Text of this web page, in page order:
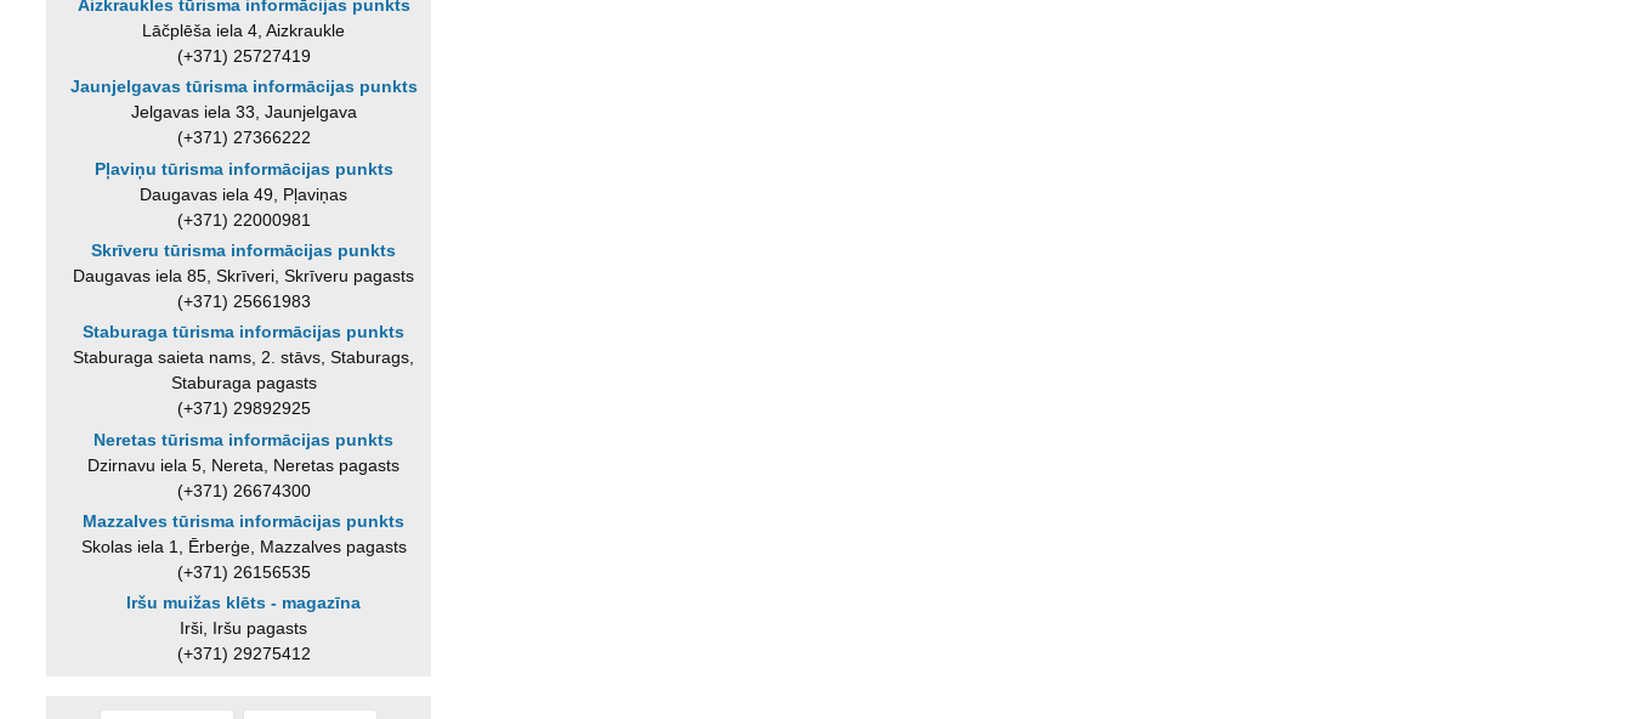
Aizkraukles tūrisma informācijas punkts
Lāčplēša iela 4, Aizkraukle
(+371) 25727419
Jaunjelgavas tūrisma informācijas punkts
Jelgavas iela 33, Jaunjelgava
(+371) 27366222
Pļaviņu tūrisma informācijas punkts
Daugavas iela 49, Pļaviņas
(+371) 22000981
Skrīveru tūrisma informācijas punkts
Daugavas iela 85, Skrīveri, Skrīveru pagasts
(+371) 25661983
Staburaga tūrisma informācijas punkts
Staburaga saieta nams, 2. stāvs, Staburags,
Staburaga pagasts
(+371) 29892925
Neretas tūrisma informācijas punkts
Dzirnavu iela 5, Nereta, Neretas pagasts
(+371) 26674300
Mazzalves tūrisma informācijas punkts
Skolas iela 1, Ērberģe, Mazzalves pagasts
(+371) 26156535
Iršu muižas klēts - magazīna
Irši, Iršu pagasts
(+371) 29275412